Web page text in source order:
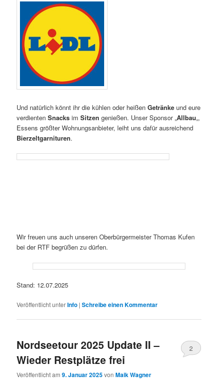
Und natürlich könnt ihr die kühlen oder heißenGetränke und eure
verdientenSnacks imSitzen genießen. Unser Sponsor „Allbau„,
Essens größter Wohnungsanbieter, leiht uns dafür ausreichend
Bierzeltgarnituren.
Wir freuen uns auch unseren Oberbürgermeister Thomas Kufen
bei der RTF begrüßen zu dürfen.
Stand: 12.07.2025
Veröffentlicht unterInfo |Schreibe einen Kommentar
Nordseetour 2025 Update II –
Wieder Restplätze frei
Veröffentlicht am9. Januar 2025vonMaik Wagner
2